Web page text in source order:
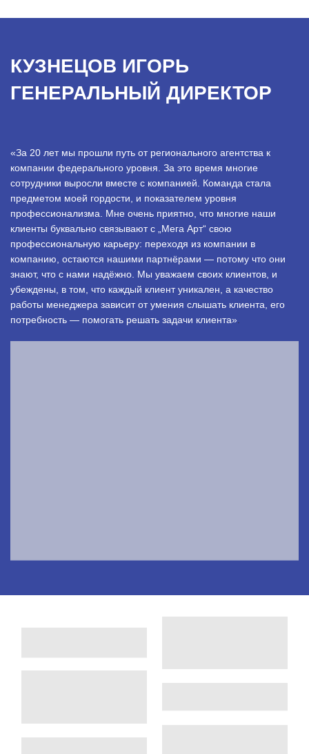
КУЗНЕЦОВ ИГОРЬ
ГЕНЕРАЛЬНЫЙ ДИРЕКТОР
«За 20 лет мы прошли путь от регионального агентства к
компании федерального уровня. За это время многие
сотрудники выросли вместе с компанией. Команда стала
предметом моей гордости, и показателем уровня
профессионализма. Мне очень приятно, что многие наши
клиенты буквально связывают с „Мега Арт“ свою
профессиональную карьеру: переходя из компании в
компанию, остаются нашими партнёрами — потому что они
знают, что с нами надёжно. Мы уважаем своих клиентов, и
убеждены, в том, что каждый клиент уникален, а качество
работы менеджера зависит от умения слышать клиента, его
потребность — помогать решать задачи клиента»